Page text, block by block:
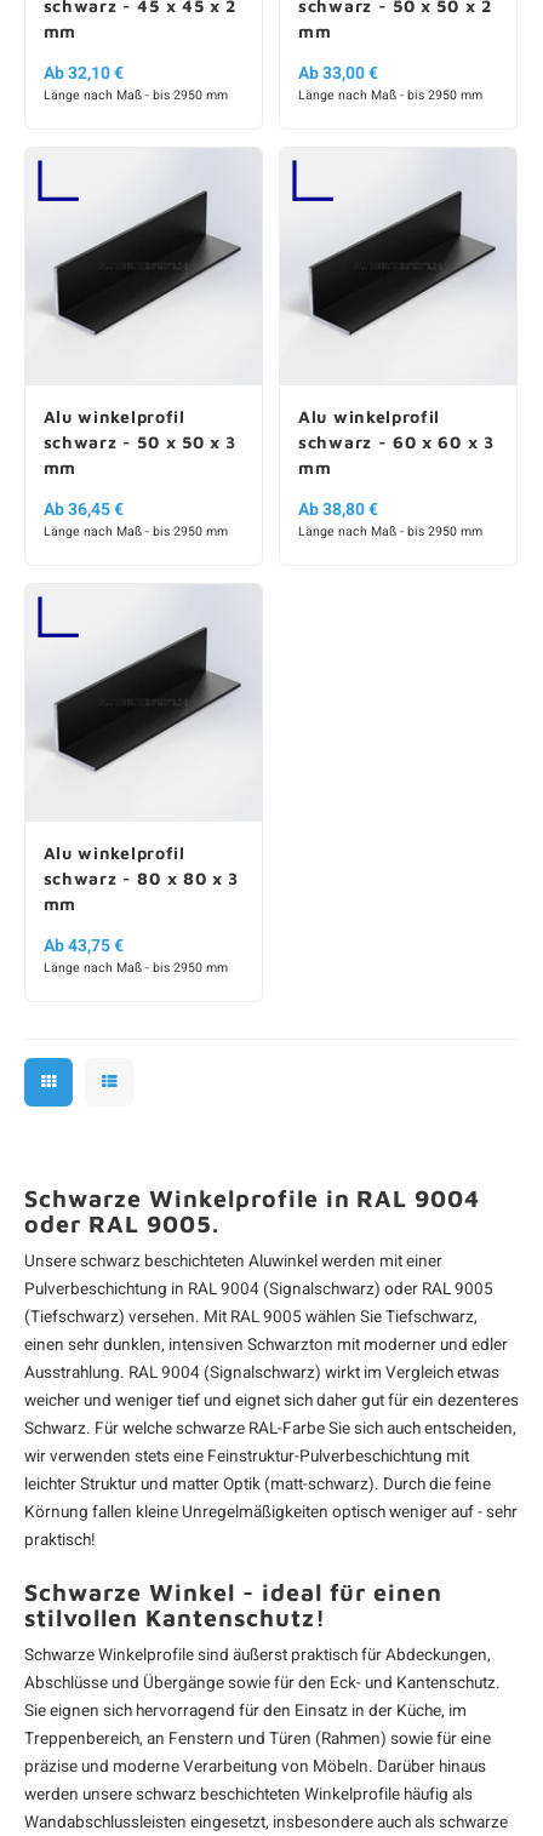
schwarz - 45 x 45 x 2
mm
Ab 32,10 €
Länge nach Maß - bis 2950 mm
schwarz - 50 x 50 x 2
mm
Ab 33,00 €
Länge nach Maß - bis 2950 mm
Alu winkelprofil
schwarz - 50 x 50 x 3
mm
Ab 36,45 €
Länge nach Maß - bis 2950 mm
Alu winkelprofil
schwarz - 60 x 60 x 3
mm
Ab 38,80 €
Länge nach Maß - bis 2950 mm
Alu winkelprofil
schwarz - 80 x 80 x 3
mm
Ab 43,75 €
Länge nach Maß - bis 2950 mm
Schwarze Winkelprofile in RAL 9004
oder RAL 9005.
Unsere schwarz beschichteten Aluwinkelwerden mit einer
Pulverbeschichtung in RAL 9004 (Signalschwarz) oder RAL 9005
(Tiefschwarz) versehen. Mit RAL 9005 wählen Sie Tiefschwarz,
einen sehr dunklen, intensiven Schwarzton mit moderner und edler
Ausstrahlung. RAL 9004 (Signalschwarz) wirkt im Vergleich etwas
weicher und weniger tief und eignet sich daher gut für ein dezenteres
Schwarz. Für welche schwarze RAL-Farbe Sie sich auch entscheiden,
wir verwenden stets eine Feinstruktur-Pulverbeschichtung mit
leichter Struktur und matter Optik (matt-schwarz). Durch die feine
Körnung fallen kleine Unregelmäßigkeiten optisch weniger auf - sehr
praktisch!
Schwarze Winkel - ideal für einen
stilvollen Kantenschutz!
Schwarze Winkelprofile sind äußerst praktisch für Abdeckungen,
Abschlüsse und Übergänge sowie für den Eck- und Kantenschutz.
Sie eignen sich hervorragend für den Einsatz in der Küche, im
Treppenbereich, an Fenstern und Türen (Rahmen) sowie für eine
präzise und moderne Verarbeitung von Möbeln. Darüber hinaus
werden unsere schwarz beschichteten Winkelprofile häufig als
Wandabschlussleisten eingesetzt, insbesondere auch als schwarze